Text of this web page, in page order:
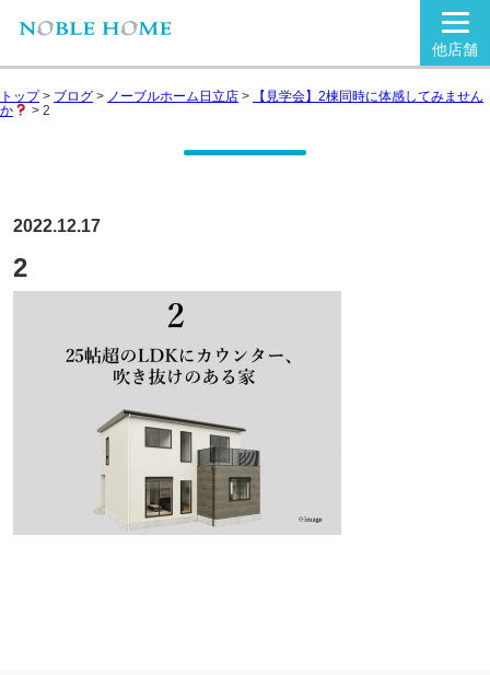
他店舗
トップ> ブログ > ノーブルホーム日立店 >
【見学会】2棟同時に体感してみません
か
> 2
2022.12.17
2